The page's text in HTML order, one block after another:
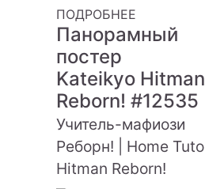
ПОДРОБНЕЕ
Панорамный
постер
Kateikyo Hitman
Reborn! #12535
Учитель-мафиози
Реборн! | Home
Hitman Reborn!